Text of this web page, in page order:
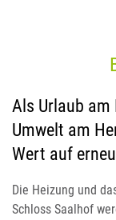
Als Urlaub
Umwelt am
Wert auf
Die Heizung und
Schloss Saalhof